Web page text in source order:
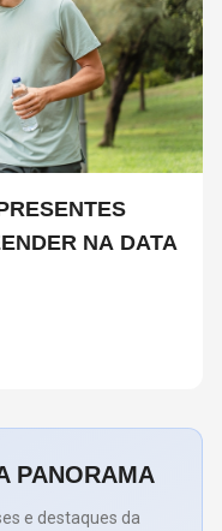
NA DATA
PANORAMA
e destaques da